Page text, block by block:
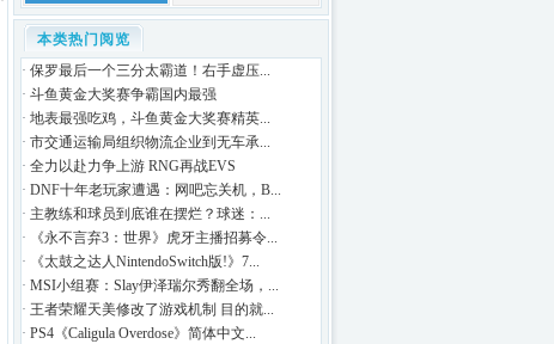
本类热门阅览
· 保罗最后一个三分太霸道！右手虚压...
· 斗鱼黄金大奖赛争霸国内最强
· 地表最强吃鸡，斗鱼黄金大奖赛精英...
· 市交通运输局组织物流企业到无车承...
· 全力以赴力争上游 RNG再战EVS
· DNF十年老玩家遭遇：网吧忘关机，B...
· 主教练和球员到底谁在摆烂？球迷：...
·
《永不言弃3：世界》虎牙主播招募令...
·
《太鼓之达人NintendoSwitch版!》7...
· MSI小组赛：Slay伊泽瑞尔秀翻全场，...
· 王者荣耀天美修改了游戏机制 目的就...
· PS4《Caligula Overdose》简体中文...